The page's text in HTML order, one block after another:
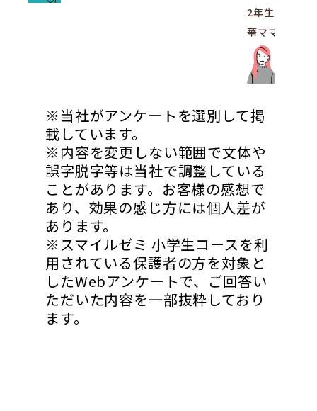
2年生の保護者
華ママさま
※当社がアンケートを選別して掲
載しています。
※内容を変更しない範囲で文体や
誤字脱字等は当社で調整している
ことがあります。お客様の感想で
あり、効果の感じ方には個人差が
あります。
※スマイルゼミ 小学生コースを利
用されている保護者の方を対象と
したWebアンケートで、ご回答い
ただいた内容を一部抜粋しており
ます。